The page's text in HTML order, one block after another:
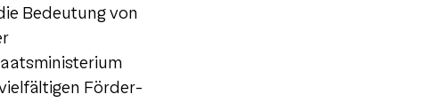
Bedeutung von
Förder-